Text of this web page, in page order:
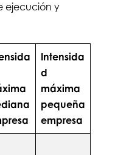
ejecución y
Intensida
d
máxima
pequeña
empresa